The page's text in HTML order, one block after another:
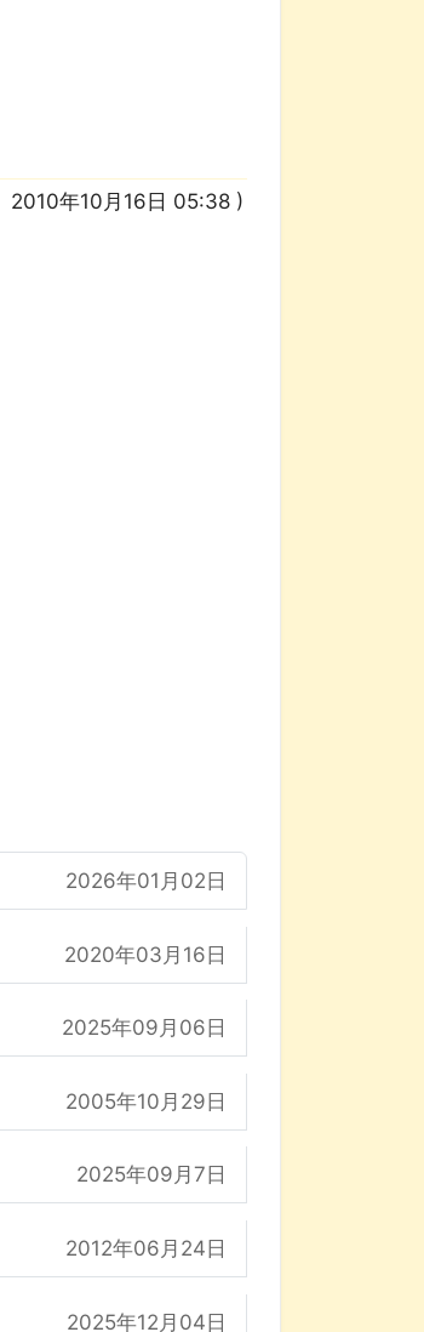
2010年10月16日 05:38 )
2026年01月02日
2020年03月16日
2025年09月06日
2005年10月29日
2025年09月7日
2012年06月24日
2025年12月04日